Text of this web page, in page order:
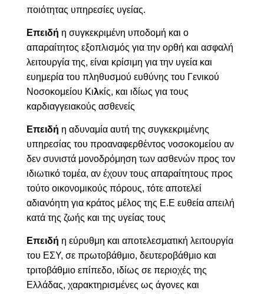
ποιότητας υπηρεσίες υγείας.
Επειδή η συγκεκριμένη υποδομή και ο
απαραίτητος εξοπλισμός για την ορθή και ασφαλή
λειτουργία της, είναι κρίσιμη για την υγεία και
ευημερία του πληθυσμού ευθύνης του Γενικού
Νοσοκομείου Κιλκίς, και ιδίως για τους
καρδιαγγειακούς ασθενείς
Επειδή η αδυναμία αυτή της συγκεκριμένης
υπηρεσίας του προαναφερθέντος νοσοκομείου αν
δεν συνιστά μονοδρόμηση των ασθενών προς τον
ιδιωτικό τομέα, αν έχουν τους απαραίτητους προς
τούτο οικονομικούς πόρους, τότε αποτελεί
αδιανόητη για κράτος μέλος της Ε.Ε ευθεία απειλή
κατά της ζωής και της υγείας τους
Επειδή η εύρυθμη και αποτελεσματική λειτουργία
του ΕΣΥ, σε πρωτοβάθμιο, δευτεροβάθμιο και
τριτοβάθμιο επίπεδο, ιδίως σε περιοχές της
Ελλάδας, χαρακτηρισμένες ως άγονες και